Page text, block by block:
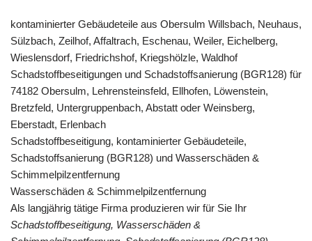
kontaminierter Gebäudeteile aus Obersulm Willsbach, Neuhaus,
Sülzbach, Zeilhof, Affaltrach, Eschenau, Weiler, Eichelberg,
Wieslensdorf, Friedrichshof, Kriegshölzle, Waldhof
Schadstoffbeseitigungen und Schadstoffsanierung (BGR128) für
74182 Obersulm, Lehrensteinsfeld, Ellhofen, Löwenstein,
Bretzfeld, Untergruppenbach, Abstatt oder Weinsberg,
Eberstadt, Erlenbach
Schadstoffbeseitigung, kontaminierter Gebäudeteile,
Schadstoffsanierung (BGR128) und Wasserschäden &
Schimmelpilzentfernung
Wasserschäden & Schimmelpilzentfernung
Als langjährig tätige Firma produzieren wir für Sie Ihr
Schadstoffbeseitigung, Wasserschäden &